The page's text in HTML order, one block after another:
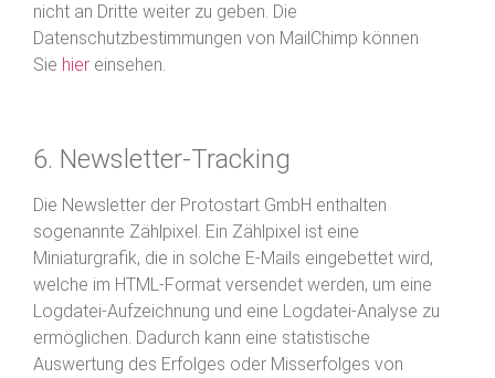
nicht an Dritte weiter zu geben. Die
Datenschutzbestimmungen von MailChimp können
Sie hier einsehen.
6. Newsletter-Tracking
Die Newsletter der Protostart GmbH enthalten
sogenannte Zählpixel. Ein Zählpixel ist eine
Miniaturgrafik, die in solche E-Mails eingebettet wird,
welche im HTML-Format versendet werden, um eine
Logdatei-Aufzeichnung und eine Logdatei-Analyse zu
ermöglichen. Dadurch kann eine statistische
Auswertung des Erfolges oder Misserfolges von